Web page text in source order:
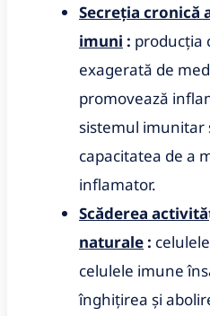
Secreția cronică
imuni : producția
exagerată de
promovează
sistemul imunitar
capacitatea de a
inflamator.
Scăderea
naturale :
celulele imune
înghițirea și